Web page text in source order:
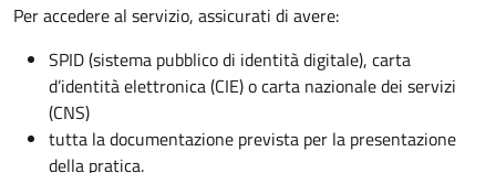
Per accedere al servizio, assicurati di avere:
SPID (sistema pubblico di identità digitale), carta
d’identità elettronica (CIE) o carta nazionale dei servizi
(CNS)
tutta la documentazione prevista per la presentazione
della pratica.